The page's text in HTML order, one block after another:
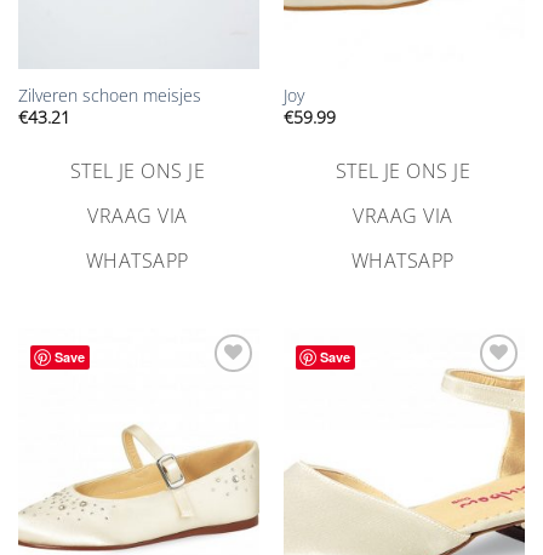
Zilveren schoen meisjes
€43.21
STEL JE ONS JE
VRAAG VIA
WHATSAPP
Joy
€59.99
STEL JE ONS JE
VRAAG VIA
WHATSAPP
Save
Save
Aan
verlanglijst
toevoegen